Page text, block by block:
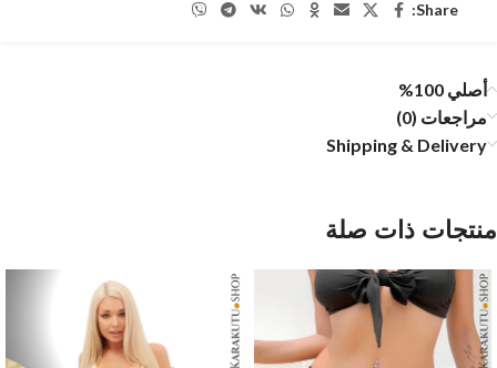
Share:
أصلي 100%
مراجعات (0)
Shipping & Delivery
منتجات ذات صلة